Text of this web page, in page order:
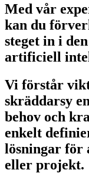
Med vår
kan du
steget in i
artificiell
Vi förstår
skräddarsy
behov och
enkelt
lösningar för
eller projekt.